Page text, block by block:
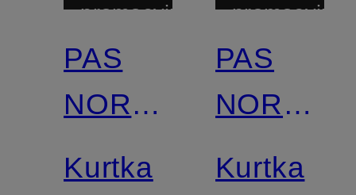
promocyjny
PAS
NORMAL
STUDIOS
Kurtka
promocyjny
PAS
NORMAL
STUDIOS
Kurtka